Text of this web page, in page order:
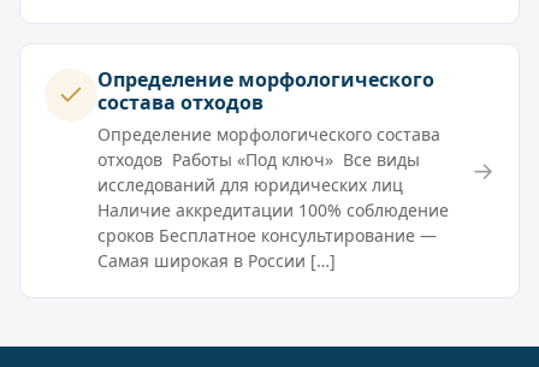
Определение морфологического
состава отходов
Определение морфологического состава
отходов Работы «Под ключ» Все виды
исследований для юридических лиц
Наличие аккредитации 100% соблюдение
сроков Бесплатное консультирование —
Самая широкая в России […]
→